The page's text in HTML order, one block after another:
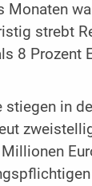
Monaten
strebt
8 Prozent
stiegen in